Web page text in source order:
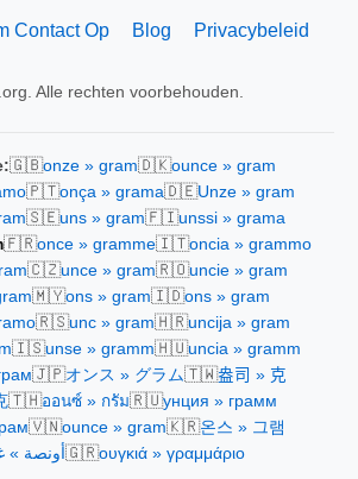
Contact Op Blog Privacybeleid
Alle rechten voorbehouden.
🇬🇧onze » gram🇩🇰ounce » gram
🇵🇹onça » grama🇩🇪Unze » gram
🇸🇪uns » gram🇫🇮unssi » grama
🇫🇷once » gramme🇮🇹oncia » grammo
🇨🇿unce » gram🇷🇴uncie » gram
🇲🇾ons » gram🇮🇩ons » gram
🇷🇸unc » gram🇭🇷uncija » gram
🇮🇸unse » gramm🇭🇺uncia » gramm
🇯🇵オンス » グラム🇹🇼盎司 » 克
🇹🇭ออนซ์ » กรัม🇷🇺унция » грамм
🇻🇳ounce » gram🇰🇷온스 » 그램
أونصة » 🇬🇷ουγκιά » γραμμάριο